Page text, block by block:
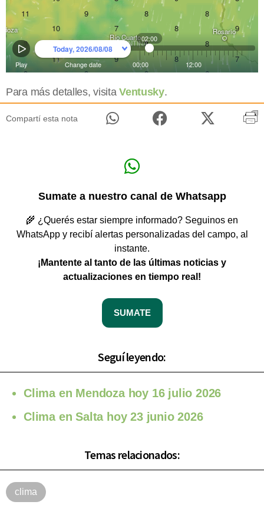
Para más detalles, visitaVentusky.
Compartí esta nota
Sumate a nuestro canal de Whatsapp
🌾 ¿Querés estar siempre informado? Seguinos en
WhatsApp y recibí alertas personalizadas del campo, al
instante.
¡Mantente al tanto de las últimas noticias y
actualizaciones en tiempo real!
SUMATE
Seguí leyendo:
Clima en Mendoza hoy 16 julio 2026
Clima en Salta hoy 23 junio 2026
Temas relacionados:
clima